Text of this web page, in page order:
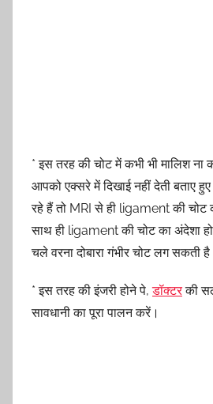
* इस तरह की चोट में कभी भी मालिश ना
आपको एक्सरे में दिखाई नहीं देती बताए
रहे हैं तो MRI से ही ligament की चोट
साथ ही ligament की चोट का अंदेशा
चले वरना दोबारा गंभीर चोट लग सकती है
* इस तरह की इंजरी होने पे,डॉक्टरकी
सावधानी का पूरा पालन करें।